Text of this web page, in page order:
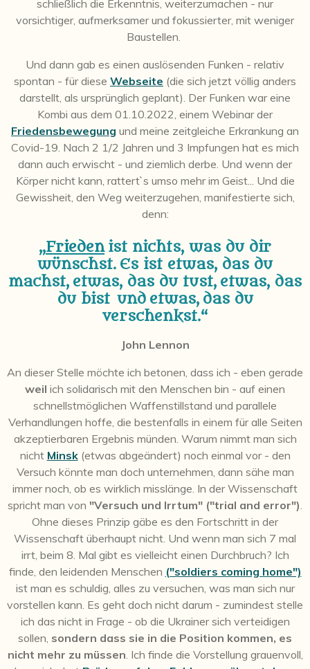
schließlich die Erkenntnis, weiterzumachen - nur
vorsichtiger, aufmerksamer und fokussierter, mit weniger
Baustellen.
Und dann gab es einen auslösenden Funken - relativ
spontan - für diese Webseite (die sich jetzt völlig anders
darstellt, als ursprünglich geplant). Der Funken war eine
Kombi aus dem 01.10.2022, einem Webinar der
Friedensbewegung und meine zeitgleiche Erkrankung an
Covid-19. Nach 2 1/2 Jahren und 3 Impfungen hat es mich
dann auch erwischt - und ziemlich derbe. Und wenn der
Körper nicht kann, rattert`s umso mehr im Geist... Und die
Gewissheit, den Weg weiterzugehen, manifestierte sich,
denn:
„Friedenist nichts, was du dir
wünschst.Es ist etwas, das du
machst, etwas, das du tust, etwas, das
du bist und etwas, das du
verschenkst.“
John Lennon
An dieser Stelle möchte ich betonen, dass ich - eben gerade
weil ich solidarisch mit den Menschen bin - auf einen
schnellstmöglichen Waffenstillstand und parallele
Verhandlungen hoffe, die bestenfalls in einem für alle Seiten
akzeptierbaren Ergebnis münden. Warum nimmt man sich
nicht Minsk(etwas abgeändert) noch einmal vor - den
Versuch könnte man doch unternehmen, dann sähe man
immer noch, ob es wirklich misslänge. In der Wissenschaft
spricht man von "Versuch und Irrtum" ("trial and error")
Ohne dieses Prinzip gäbe es den Fortschritt in der
Wissenschaft überhaupt nicht. Und wenn man sich 7 mal
irrt, beim 8. Mal gibt es vielleicht einen Durchbruch? Ich
finde, den leidenden Menschen ("soldiers coming home")
ist man es schuldig, alles zu versuchen, was man sich nur
vorstellen kann. Es geht doch nicht darum - zumindest stelle
ich das nicht in Frage - ob die Ukrainer sich verteidigen
sollen, sondern dass sie in die Position kommen, es
nicht mehr zu müssen . Ich finde die Vorstellung grauenvoll,